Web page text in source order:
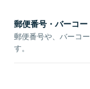
郵便番号・バーコ
郵便番号や、バーコ
す。